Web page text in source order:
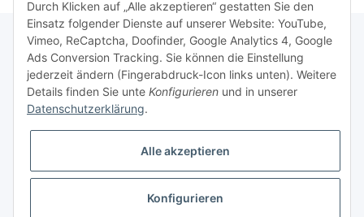
Informationen
Gesetzliche Informationen
Durch Klicken auf „Alle akzeptieren“ gestatten Sie den
Einsatz folgender Dienste auf unserer Website: YouTube,
Vimeo, ReCaptcha, Doofinder, Google Analytics 4, Google
Ads Conversion Tracking. Sie können die Einstellung
jederzeit ändern (Fingerabdruck-Icon links unten). Weitere
Details finden Sie unte Konfigurieren und in unserer
Datenschutzerklärung.
Alle akzeptieren
Konfigurieren